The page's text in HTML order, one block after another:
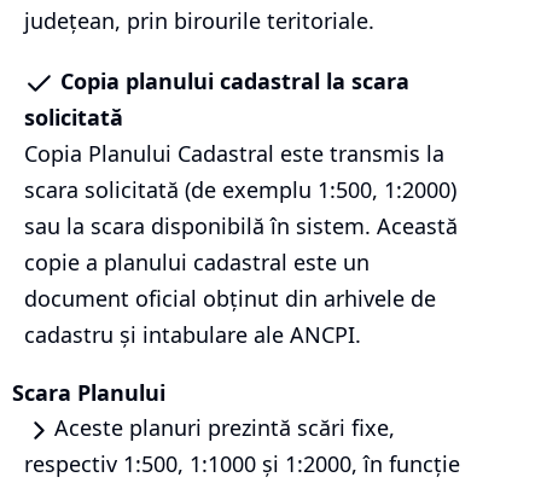
județean, prin birourile teritoriale.
Copia planului cadastral la scara
solicitată
Copia Planului Cadastral este transmis la
scara solicitată (de exemplu 1:500, 1:2000)
sau la scara disponibilă în sistem. Această
copie a planului cadastral este un
document oficial obținut din arhivele de
cadastru și intabulare ale ANCPI.
Scara Planului
Aceste planuri prezintă scări fixe,
respectiv 1:500, 1:1000 și 1:2000, în funcție